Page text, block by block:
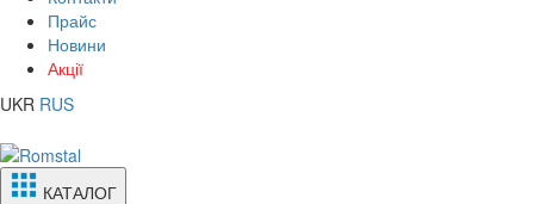
Прайс
Новини
Акції
UKR RUS
КАТАЛОГ